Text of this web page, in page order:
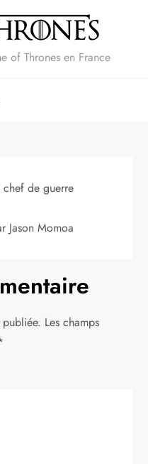
of Thrones en France
chef de guerre
Jason Momoa
publiée. Les champs